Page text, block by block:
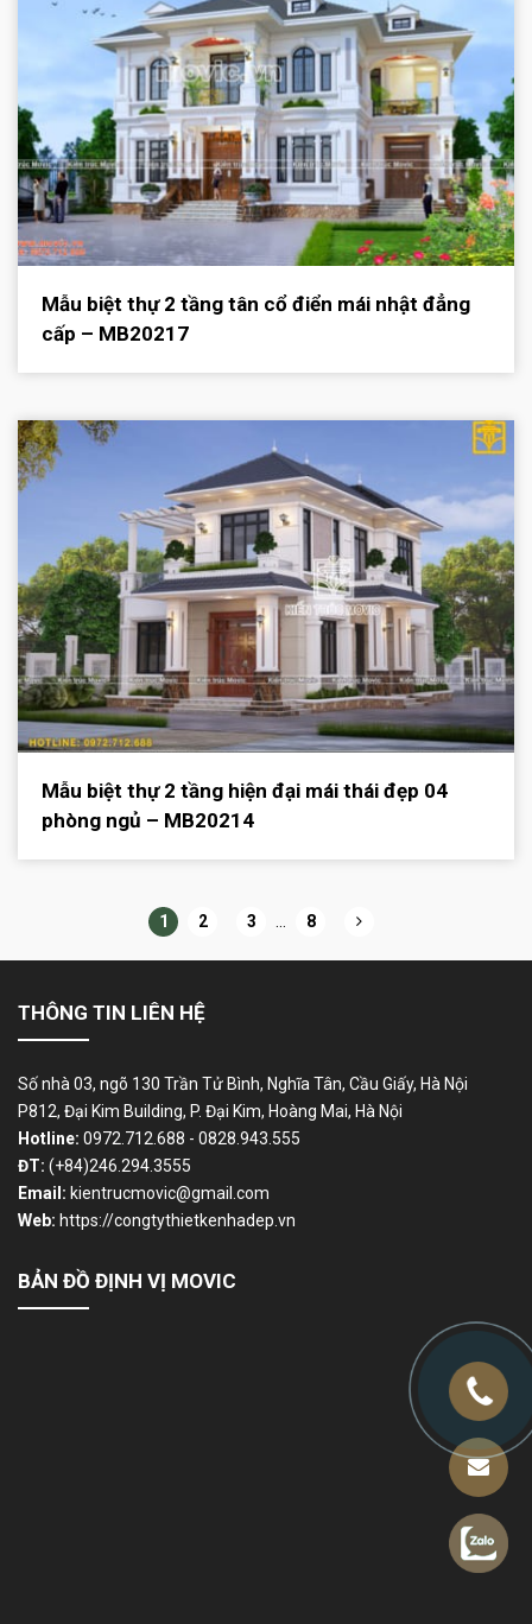
Mẫu biệt thự 2 tầng tân cổ điển mái nhật đẳng
cấp – MB20217
Mẫu biệt thự 2 tầng hiện đại mái thái đẹp 04
phòng ngủ – MB20214
1 2 3 8
THÔNG TIN LIÊN HỆ
Số nhà 03, ngõ 130 Trần Tử Bình, Nghĩa Tân, Cầu Giấy, Hà Nội
P812, Đại Kim Building, P. Đại Kim, Hoàng Mai, Hà Nội
Hotline: 0972.712.688 - 0828.943.555
ĐT: (+84)246.294.3555
Email: kientrucmovic@gmail.com
Web: https://congtythietkenhadep.vn
BẢN ĐỒ ĐỊNH VỊ MOVIC